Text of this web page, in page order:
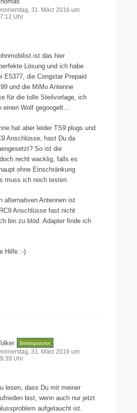
31. März 2016 um
Uhr
ist das hier
Lösung und ich habe
E5377, die Congstar Prepaid
und die MiMo Antenne
für die tolle Steilvorlage, ich
einen Wolf gegoogelt…
hat aber leider TS9 plugs und
Anschlüsse, hast Du da
So ist die
recht wacklig, falls es
ohne Einschränkung
muss ich noch testen.
alternativen Antennen ist
Anschlüsse fast nicht
bin zu blöd. Adapter finde ich
Hilfe :-)
Beitragsautor
31. März 2016 um
Uhr
lesen, dass Du mit meiner
bist, wenn auch nur jetzt
aufgetaucht ist.